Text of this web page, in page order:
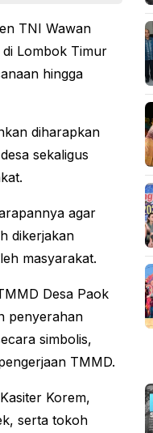
TNI Wawan
Lombok Timur
hingga
diharapkan
sekaligus
agar
dikerjakan
masyarakat.
Desa Paok
penyerahan
simbolis,
TMMD.
Korem,
serta tokoh